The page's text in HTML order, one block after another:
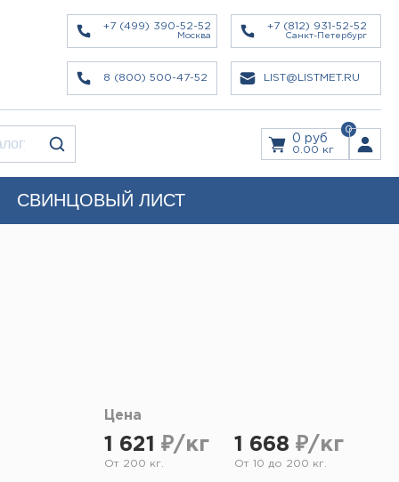
+7 (499) 390-52-52
Москва
+7 (812) 931-52-52
Санкт-Петербург
8 (800) 500-47-52 LIST@LISTMET.RU
0
0 руб
0.00 кг
СВИНЦОВЫЙ ЛИСТ
Цена
1 621 ₽/кг
От 200 кг.
1 668 ₽/кг
От 10 до 200 кг.